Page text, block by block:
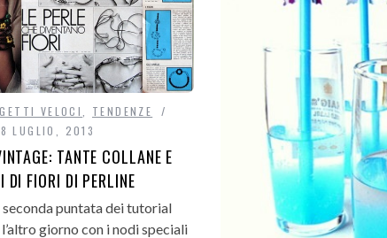
VELOCI
TENDENZE
8 LUGLIO, 2013
TANTE COLLANE E
DI FIORI DI PERLINE
seconda puntata dei tutorial
giorno con i nodi speciali